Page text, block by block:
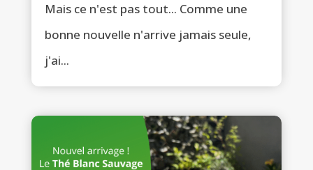
Mais ce n'est pas tout... Comme une
bonne nouvelle n'arrive jamais seule,
j'ai...